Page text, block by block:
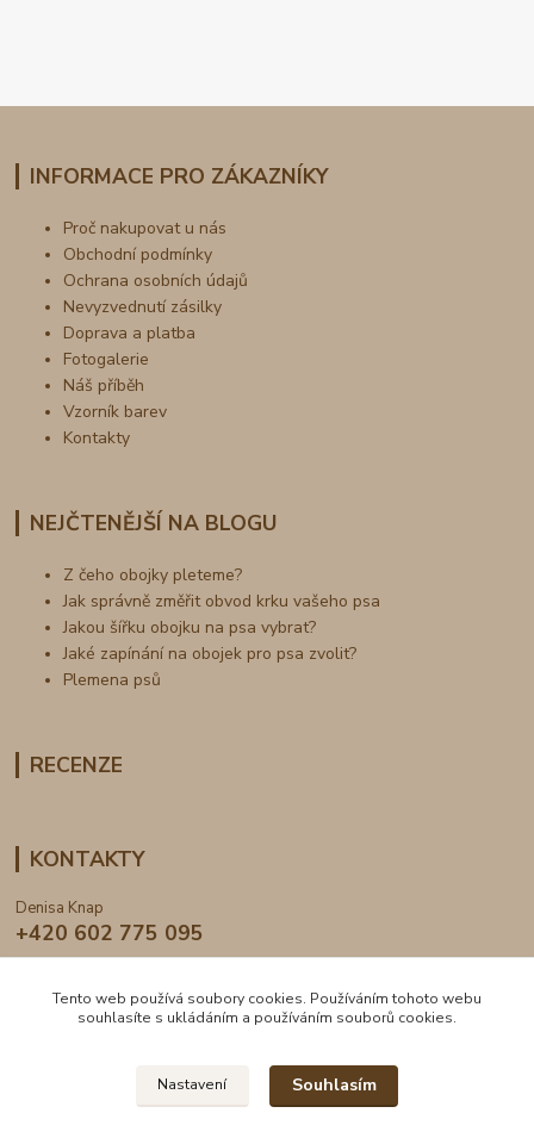
INFORMACE PRO ZÁKAZNÍKY
Proč nakupovat u nás
Obchodní podmínky
Ochrana osobních údajů
Nevyzvednutí zásilky
Doprava a platba
Fotogalerie
Náš příběh
Vzorník barev
Kontakty
NEJČTENĚJŠÍ NA BLOGU
Z čeho obojky pleteme?
Jak správně změřit obvod krku vašeho psa
Jakou šířku obojku na psa vybrat?
Jaké zapínání na obojek pro psa zvolit?
Plemena psů
RECENZE
KONTAKTY
Denisa Knap
+420 602 775 095
Tento web používá soubory cookies. Používáním tohoto webu
souhlasíte s ukládáním a používáním souborů cookies.
Nastavení Souhlasím